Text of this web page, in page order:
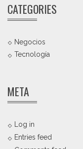
CATEGORIES
Negocios
Tecnología
META
Log in
Entries feed